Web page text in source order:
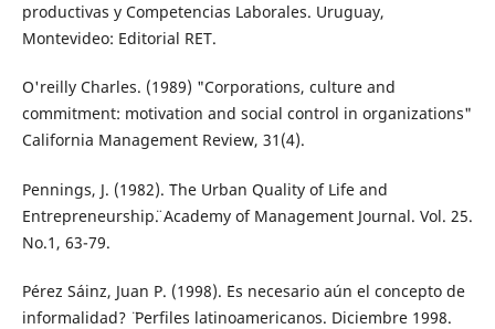
productivas y Competencias Laborales. Uruguay,
Montevideo: Editorial RET.
O'reilly Charles. (1989) "Corporations, culture and
commitment: motivation and social control in organizations"
California Management Review, 31(4).
Pennings, J. (1982). ¨The Urban Quality of Life and
Entrepreneurship¨. Academy of Management Journal. Vol. 25.
No.1, 63-79.
Pérez Sáinz, Juan P. (1998). ¨Es necesario aún el concepto de
informalidad? ¨ Perfiles latinoamericanos. Diciembre 1998.